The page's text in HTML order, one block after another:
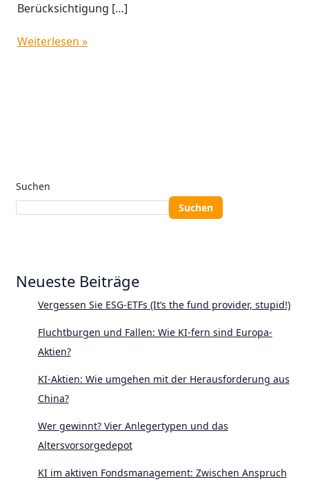
Berücksichtigung […]
Weiterlesen »
Suchen
Suchen
Neueste Beiträge
Vergessen Sie ESG-ETFs (It’s the fund provider, stupid!)
Fluchtburgen und Fallen: Wie KI-fern sind Europa-
Aktien?
KI-Aktien: Wie umgehen mit der Herausforderung aus
China?
Wer gewinnt? Vier Anlegertypen und das
Altersvorsorgedepot
KI im aktiven Fondsmanagement: Zwischen Anspruch